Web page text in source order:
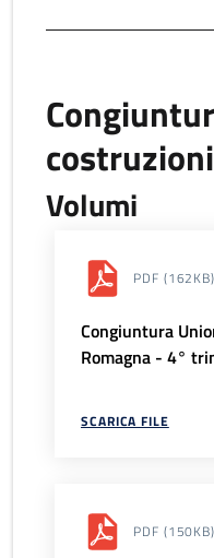
Volumi
PDF (162KB)
Congiuntura
Romagna - 4°
SCARICA FILE
PDF (150KB)